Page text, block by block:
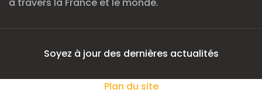
à travers la France et le monde.
Soyez à jour des dernières actualités
Plan du site